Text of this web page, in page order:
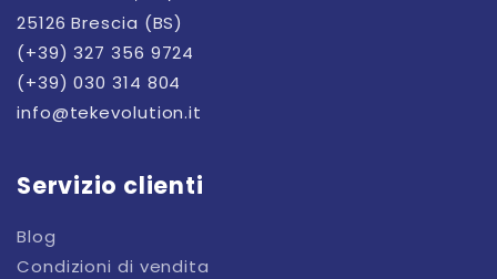
25126 Brescia (BS)
(+39) 327 356 9724
(+39) 030 314 804
info@tekevolution.it
Servizio clienti
Blog
Condizioni di vendita